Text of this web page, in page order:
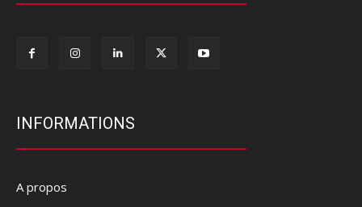
INFORMATIONS
A propos